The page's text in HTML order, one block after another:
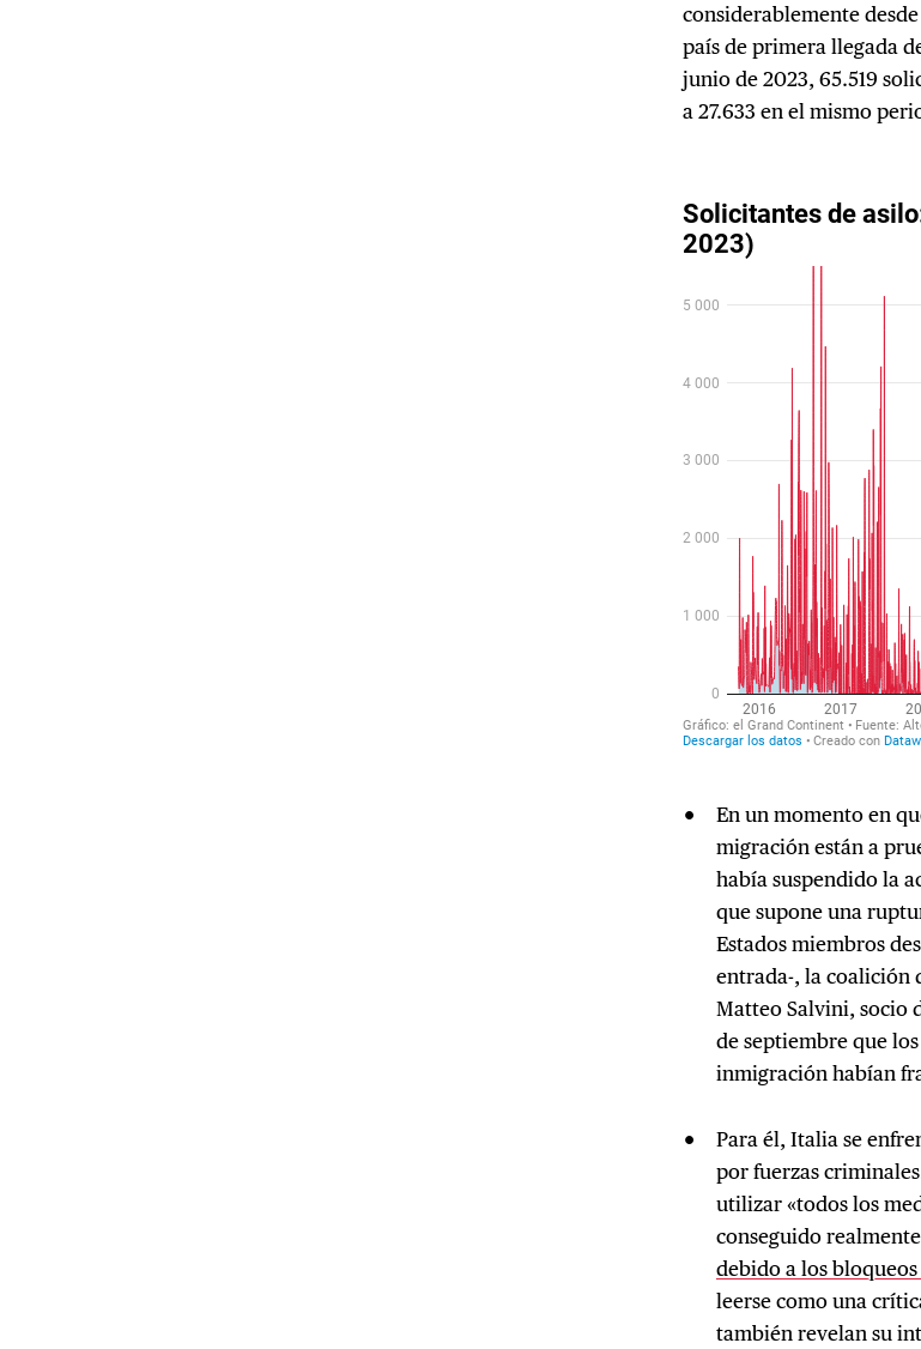
considerablemente
país de primera llegada
junio de 2023, 65.519
a 27.633 en el mismo
En un momento en
migración están a
había suspendido la
que supone una
Estados miembros
entrada-, la coalición
Matteo Salvini, socio
de septiembre que
inmigración habían
Para él, Italia se
por fuerzas
utilizar «todos los
conseguido
debido a los
leerse como una
también revelan su